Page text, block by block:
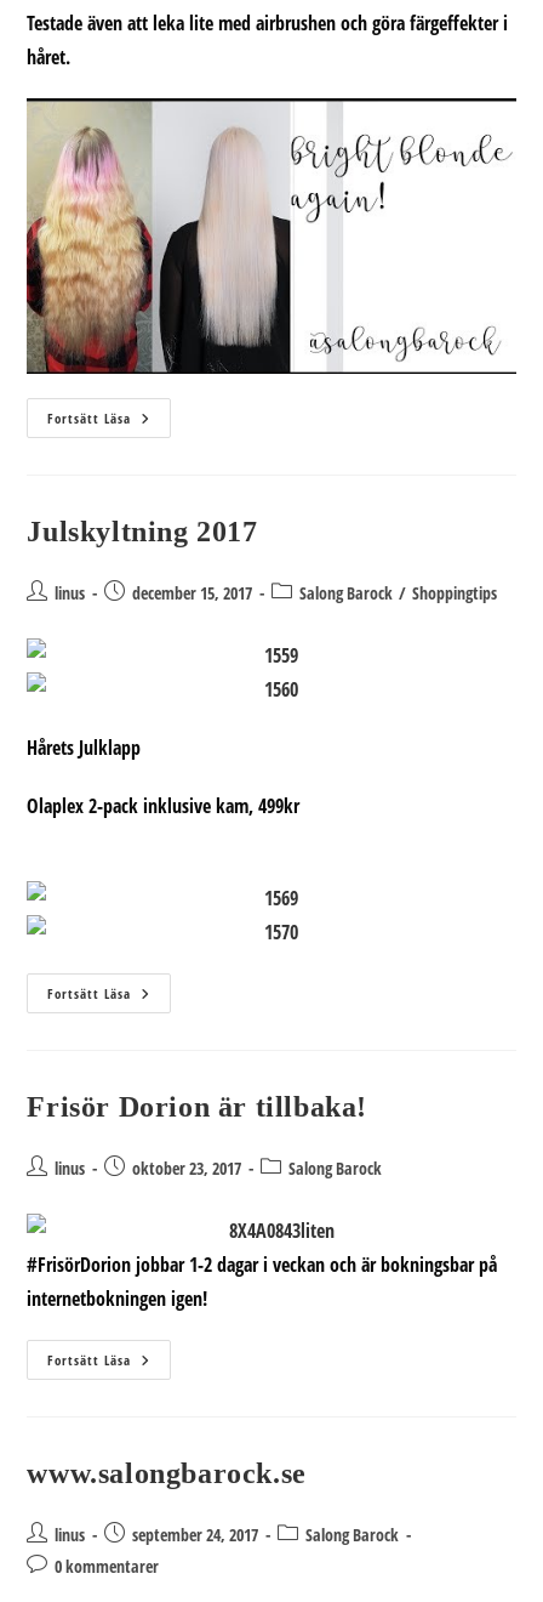
Testade även att leka lite med airbrushen och göra färgeffekter i
håret.
Fortsätt Läsa Vitblond
Igen
Julskyltning 2017
Inläggsförfattare:
linus
Inläggetdecember 15, 2017 Inläggskategori:
Salong Barock / Shoppingtips
Hårets Julklapp
Olaplex 2-pack inklusive kam, 499kr
Fortsätt Läsa Julskyltning
2017
Frisör Dorion är tillbaka!
Inläggsförfattare:
linus
Inläggetoktober 23, 2017 Inläggskategori:
Salong Barock
#FrisörDorion jobbar 1-2 dagar i veckan och är bokningsbar på
internetbokningen igen!
Fortsätt Läsa Frisör
Dorion
www.salongbarock.se
Inläggsförfattare:
linus
Inlägget
publicerat:
september 24, 2017 Inläggskategori:
Salong Barock
Kommentarer
0 kommentarer